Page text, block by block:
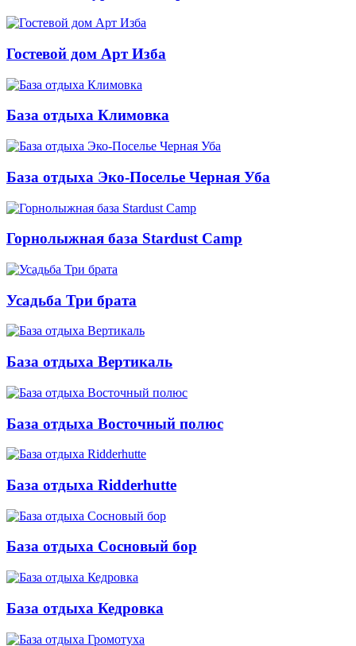
Гостевой дом Арт Изба
База отдыха Климовка
База отдыха Эко-Поселье Черная Уба
Горнолыжная база Stardust Camp
Усадьба Три брата
База отдыха Вертикаль
База отдыха Восточный полюс
База отдыха Ridderhutte
База отдыха Сосновый бор
База отдыха Кедровка